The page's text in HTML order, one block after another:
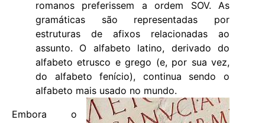
romanos preferissem a ordem SOV. As
gramáticas são representadas por
estruturas de afixos relacionadas ao
assunto. O alfabeto latino, derivado do
alfabeto etrusco e grego (e, por sua vez,
do alfabeto fenício), continua sendo o
alfabeto mais usado no mundo.
Embora o